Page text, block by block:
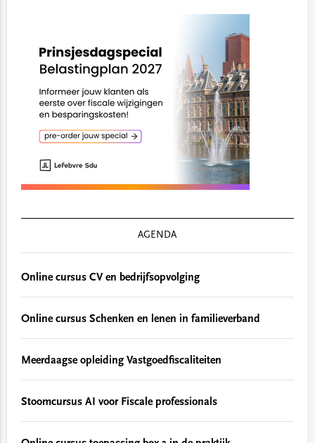
AGENDA
Online cursus CV en bedrijfsopvolging
Online cursus Schenken en lenen in familieverband
Meerdaagse opleiding Vastgoedfiscaliteiten
Stoomcursus AI voor Fiscale professionals